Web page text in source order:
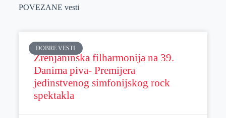
POVEZANE vesti
DOBRE VESTI
Zrenjaninska filharmonija na 39.
Danima piva- Premijera
jedinstvenog simfonijskog rock
spektakla